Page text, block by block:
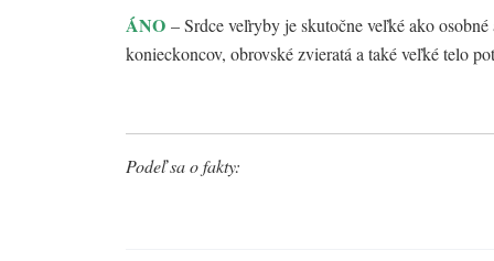
ÁNO – Srdce veľryby je skutočne veľké ako
konieckoncov, obrovské zvieratá a také veľké telo
Podeľ sa o fakty: